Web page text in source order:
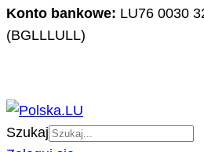
Konto bankowe: LU76 0030
(BGLLLULL)
Szukaj